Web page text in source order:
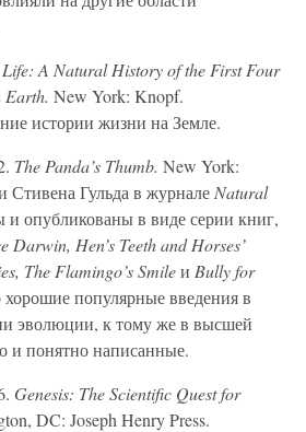
Life: A Natural History of the First Four
Earth. New York: Knopf.
истории жизни на Земле.
The Panda’s Thumb. New York:
Стивена Гульда в журнале Natural
и опубликованы в виде серии книг,
Darwin, Hen’s Teeth and Horses’
The Flamingo’s Smileи Bully for
хорошие популярные введения в
эволюции, к тому же в высшей
и понятно написанные.
Genesis: The Scientific Quest for
DC: Joseph Henry Press.